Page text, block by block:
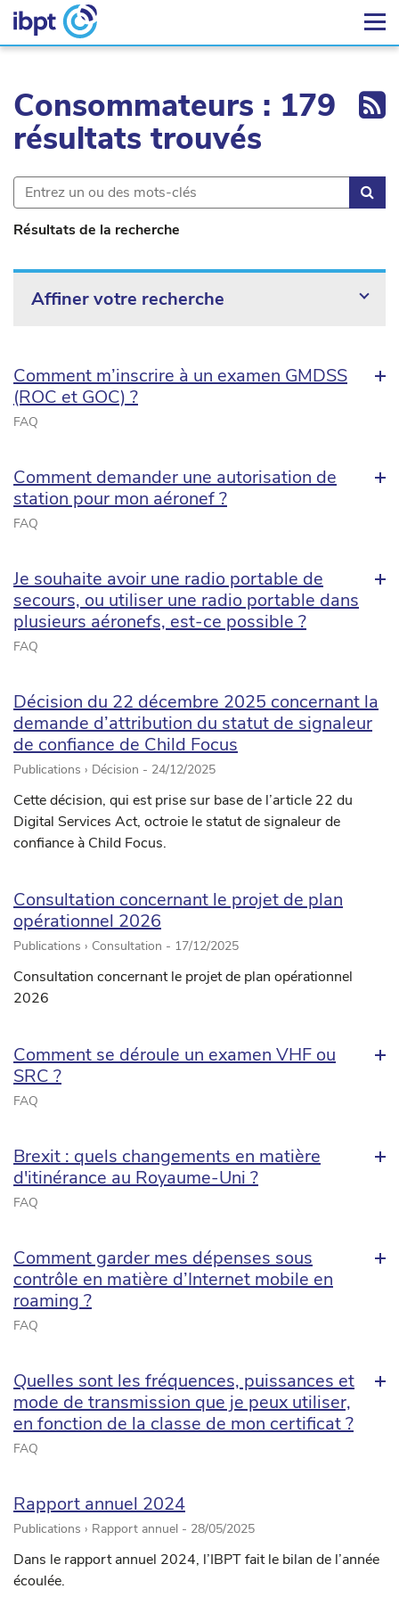
Consommateurs : 179
résultats trouvés
Résultats de la recherche
Affiner votre recherche
Comment m’inscrire à un examen GMDSS
(ROC et GOC) ?
FAQ
Comment demander une autorisation de
station pour mon aéronef ?
FAQ
Je souhaite avoir une radio portable de
secours, ou utiliser une radio portable dans
plusieurs aéronefs, est-ce possible ?
FAQ
Décision du 22 décembre 2025 concernant la
demande d’attribution du statut de signaleur
de confiance de Child Focus
Publications › Décision - 24/12/2025
Cette décision, qui est prise sur base de l’article 22 du
Digital Services Act, octroie le statut de signaleur de
confiance à Child Focus.
Consultation concernant le projet de plan
opérationnel 2026
Publications › Consultation - 17/12/2025
Consultation concernant le projet de plan opérationnel
2026
Comment se déroule un examen VHF ou
SRC ?
FAQ
Brexit : quels changements en matière
d'itinérance au Royaume-Uni ?
FAQ
Comment garder mes dépenses sous
contrôle en matière d’Internet mobile en
roaming ?
FAQ
Quelles sont les fréquences, puissances et
mode de transmission que je peux utiliser,
en fonction de la classe de mon certificat ?
FAQ
Rapport annuel 2024
Publications › Rapport annuel - 28/05/2025
Dans le rapport annuel 2024, l’IBPT fait le bilan de l’année
écoulée.